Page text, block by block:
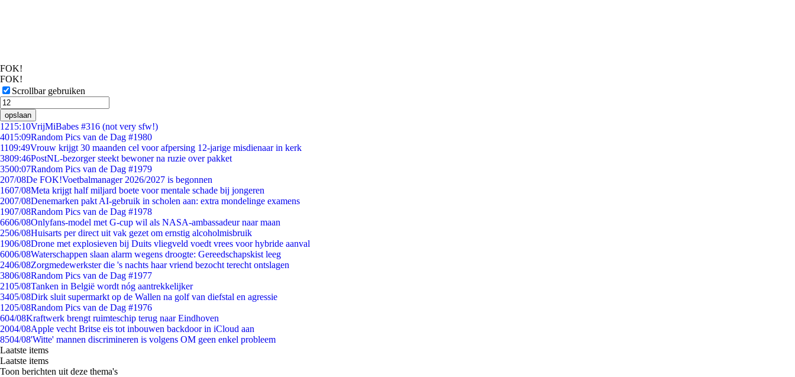
FOK!
FOK!
Scrollbar gebruiken
opslaan
1215:10VrijMiBabes #316 (not very sfw!)
4015:09Random Pics van de Dag #1980
1109:49Vrouw krijgt 30 maanden cel voor afpersing 12-jarige misdienaar in kerk
3809:46PostNL-bezorger steekt bewoner na ruzie over pakket
3500:07Random Pics van de Dag #1979
207/08De FOK!Voetbalmanager 2026/2027 is begonnen
1607/08Meta krijgt half miljard boete voor mentale schade bij jongeren
2007/08Denemarken pakt AI-gebruik in scholen aan: extra mondelinge examens
1907/08Random Pics van de Dag #1978
6606/08Onlyfans-model met G-cup wil als NASA-ambassadeur naar maan
2506/08Huisarts per direct uit vak gezet om ernstig alcoholmisbruik
1906/08Drone met explosieven bij Duits vliegveld voedt vrees voor hybride aanval
6006/08Waterschappen slaan alarm wegens droogte: Gereedschapskist leeg
2406/08Zorgmedewerkster die 's nachts haar vriend bezocht terecht ontslagen
3806/08Random Pics van de Dag #1977
2105/08Tanken in België wordt nóg aantrekkelijker
3405/08Dirk sluit supermarkt op de Wallen na golf van diefstal en agressie
1205/08Random Pics van de Dag #1976
604/08Kraftwerk brengt ruimteschip terug naar Eindhoven
2004/08Apple vecht Britse eis tot inbouwen backdoor in iCloud aan
8504/08'Witte' mannen discrimineren is volgens OM geen enkel probleem
Laatste items
Laatste items
Toon berichten uit deze thema's